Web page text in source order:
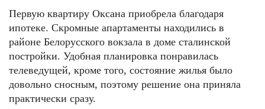
Первую квартиру Оксана приобрела благодаря
ипотеке. Скромные апартаменты находились в
районе Белорусского вокзала в доме сталинской
постройки. Удобная планировка понравилась
телеведущей, кроме того, состояние жилья было
довольно сносным, поэтому решение она приняла
практически сразу.